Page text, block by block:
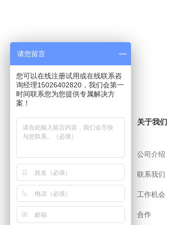
用户协议
安全策略
app下载
关于我们
公司介绍
联系我们
工作机会
合作
请您留言
您可以在线注册试用或在线联系咨
询经理15026402820，我们会第一
时间联系您为您提供专属解决方
案！